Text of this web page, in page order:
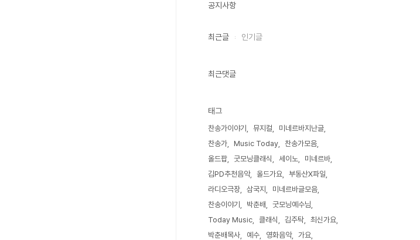
공지사항
최근글 인기글
최근댓글
태그
찬송가이야기 뮤지컬
미네르바지난글
찬송가
Music Today
찬송가모음
올드팝
굿모닝클래식 세이노
미네르바
김PD추천음악
올드가요
부동산X파일
라디오극장
삼국지
미네르바글모음
찬송이야기
박춘배
굿모닝예수님
Today Music
클래식 김주탁
최신가요
박춘배목사
예수 영화음악
가요